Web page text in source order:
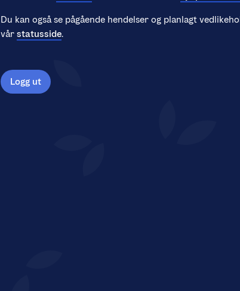
Du kan også se pågående hendelser og planlagt
vår statusside.
Logg ut